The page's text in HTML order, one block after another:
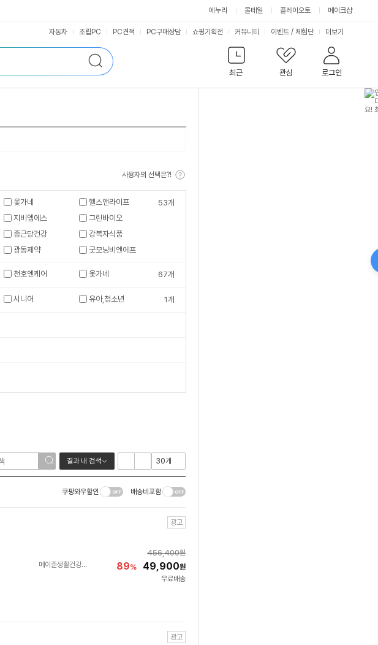
에누리 몰테일 플레이오토
메이크샵
검
색
최근
관심 로그인
자동차 조립PC PC견적 PC구매상담 쇼핑기획전 커뮤니티 이벤트 / 체험단 서
비
스
더보기
사용자의 선택은?!
옻가네
헬스앤라이프
지비엠에스
그린바이오
종근당건강
강복자식품
광동제약 굿모닝비엔에프
53개
천호엔케어 옻가네 67개
시니어 유아,청소년 1개
결과 내 검색
쿠팡와우할인 배송비포함
광고
메이준생활건강본사
456,400원
89% 49,900원
무료배송
광고